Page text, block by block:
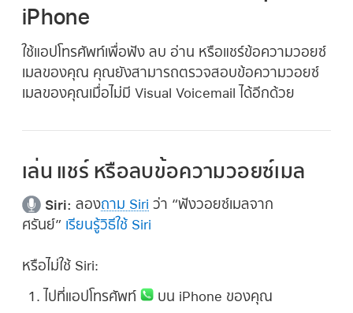
iPhone
ใช้แอปโทรศัพท์เพื่อฟัง ลบ อ่าน หรือแชร์ข้อความวอยซ์
เมลของคุณ คุณยังสามารถตรวจสอบข้อความวอยซ์
เมลของคุณเมื่อไม่มี Visual Voicemail ได้อีกด้วย
เล่น แชร์ หรือลบข้อความวอยซ์เมล
Siri: ลองถาม Siri ว่า “ฟังวอยซ์เมลจาก
ศรันย์” เรียนรู้วิธีใช้ Siri
หรือไม่ใช้ Siri:
ไปที่แอปโทรศัพท์ บน iPhone ของคุณ